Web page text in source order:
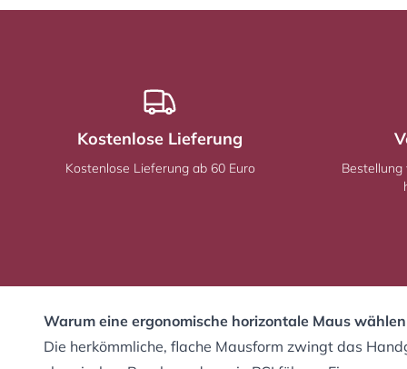
Kostenlose Lieferung
Kostenlose Lieferung ab 60 Euro
Bestellung
Warum eine ergonomische horizontale Maus
Die herkömmliche, flache Mausform zwingt das